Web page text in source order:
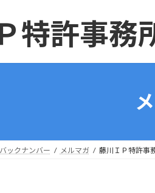
特許事務
ックナンバー メルマガ 藤川ＩＰ特許事